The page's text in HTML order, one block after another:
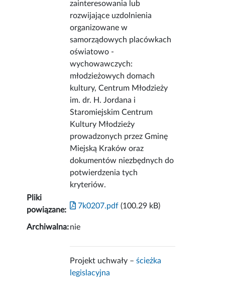
zainteresowania lub
rozwijające uzdolnienia
organizowane w
samorządowych placówkach
oświatowo -
wychowawczych:
młodzieżowych domach
kultury, Centrum Młodzieży
im. dr. H. Jordana i
Staromiejskim Centrum
Kultury Młodzieży
prowadzonych przez Gminę
Miejską Kraków oraz
dokumentów niezbędnych do
potwierdzenia tych
kryteriów.
Pliki
powiązane:
7k0207.pdf (100.29 kB)
Archiwalna:nie
Projekt uchwały –ścieżka
legislacyjna